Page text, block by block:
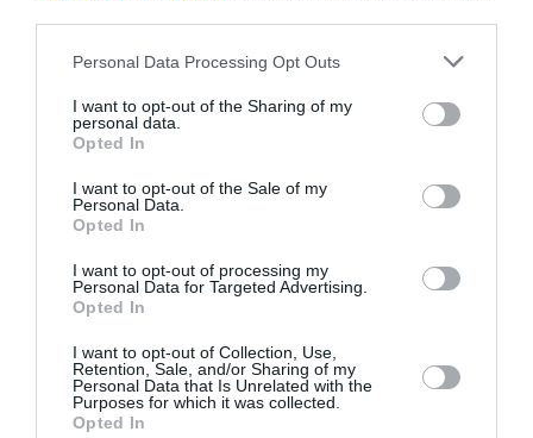
Personal Data Processing Opt Outs
I want to opt-out of the Sharing of my
personal data.
Opted In
I want to opt-out of the Sale of my
Personal Data.
Opted In
I want to opt-out of processing my
Personal Data for Targeted Advertising.
Opted In
I want to opt-out of Collection, Use,
Retention, Sale, and/or Sharing of my
Personal Data that Is Unrelated with the
Purposes for which it was collected.
Opted In
se seque por completo y evitando empapar el sustrato,
sus raíces pueden pudrirse fácilmente si no disponen de
un drenaje perfecto. Dejar secar ligeramente el sustrato
entre riegos. Necesita humedad ambiental, por lo que
es recomendable pulverizar las plantas y colocar las
macetas sobre cubre macetas o platos con bolas de
arcilla o pequeñas piedras y agua, para que el agua al
evaporarse proporcione humedad ambiental a las
plantas. s esencial mantener el nivel del agua alejado de
pudran.